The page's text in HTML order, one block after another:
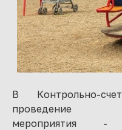
В Контрольно-
проведение
мероприятия -